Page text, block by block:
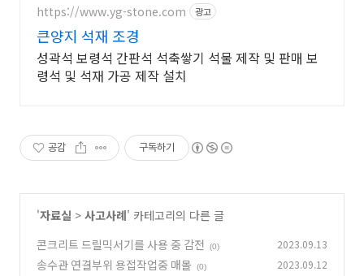
https://www.yg-stone.com 광고
큰양지 석재 조경
성곽석 보령석 간판석 석축쌓기 석물 제작 및 판매 보
령석 및 석재 가공 제작 설치
공감 구독하기
'자료실 > 사고사례' 카테고리의 다른 글
콘크리트 드릴믹서기를 사용 중 감전
(0) 2023.09.13
송수관 연결부위 용접작업중 매몰 (0) 2023.09.12